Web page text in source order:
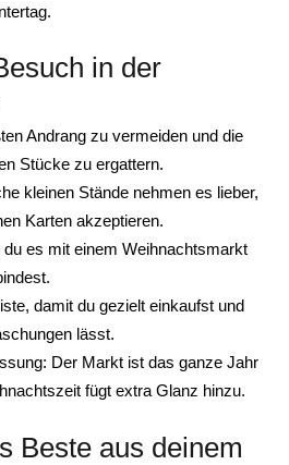
in der
Andrang zu vermeiden und die
Stücke zu ergattern.
kleinen Stände nehmen es lieber,
Karten akzeptieren.
es mit einem Weihnachtsmarkt
damit du gezielt einkaufst und
lässt.
Der Markt ist das ganze Jahr
fügt extra Glanz hinzu.
Beste aus deinem